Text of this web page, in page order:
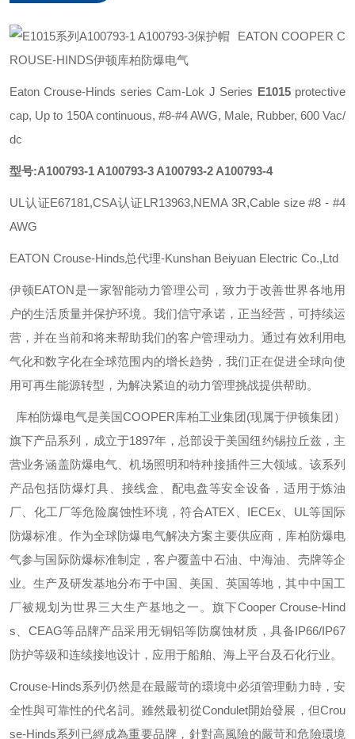
EATON COOPER C
ROUSE-HINDS伊顿库柏防爆电气
Eaton Crouse-Hinds series Cam-Lok J Series E1015protective
cap, Up to 150A continuous, #8-#4 AWG, Male, Rubber, 600 Vac/
dc
型号:A100793-1 A100793-3 A100793-2 A100793-4
UL认证E67181,CSA认证LR13963,NEMA 3R,Cable size #8 - #4
AWG
EATON Crouse-Hinds总代理-Kunshan Beiyuan Electric Co.,Ltd
伊顿EATON是一家智能动力管理公司，致力于改善世界各地用
户的生活质量并保护环境。我们信守承诺，正当经营，可持续运
营，并在当前和将来帮助我们的客户管理动力。通过有效利用电
气化和数字化在全球范围内的增长趋势，我们正在促进全球向使
用可再生能源转型，为解决紧迫的动力管理挑战提供帮助。
库柏防爆电气是美国COOPER库柏工业集团(现属于伊顿集团）
旗下产品系列，成立于1897年，总部设于美国纽约锡拉丘兹，主
营业务涵盖防爆电气、机场照明和特种接插件三大领域。该系列
产品包括防爆灯具、接线盒、配电盘等安全设备，适用于炼油
厂、化工厂等危险腐蚀性环境，符合ATEX IECEx UL 等国际
防爆标准。作为全球防爆电气解决方案主要供应商，库柏防爆电
气参与国际防爆标准制定，客户覆盖中石油、中海油、壳牌等企
业。生产及研发基地分布于中国、美国、英国等地，其中中国工
厂被规划为世界三大生产基地之一。旗下Cooper Crouse-Hind
s
CEAG等品牌产品采用无铜铝等防腐蚀材质，具备IP66/IP67
防护等级和连续接地设计，应用于船舶、海上平台及石化行业。
Crouse-Hinds系列仍然是在最嚴苛的環境中必須管理動力時，安
全性與可靠性的代名詞。雖然最初從Condulet開始發展，但Crou
se-Hinds系列已經成為重要品牌，針對高風險的嚴苛和危險環境